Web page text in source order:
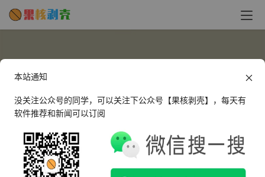
vertical
本站通知
没关注公众号的同学，可以关注下公众号【果核剥壳】，每天有
软件推荐和新闻可以订阅